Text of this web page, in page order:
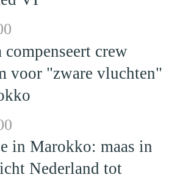
compenseert crew
voor "zware vluchten"
in Marokko: maas in
Nederland tot